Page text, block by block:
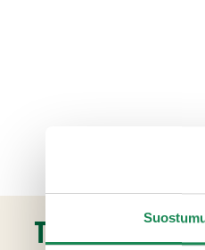
TUOTETIEDOT